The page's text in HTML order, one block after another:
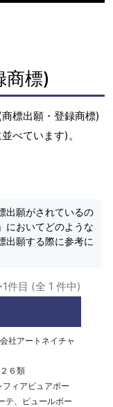
商標)
標出願・登録商標)
べています)。
出願がされているの
においてどのような
出願する際に参考に
1件目 (全 1 件中)
社アートネイチャ
６類
ィアピュアボー
テ、ピュールボー